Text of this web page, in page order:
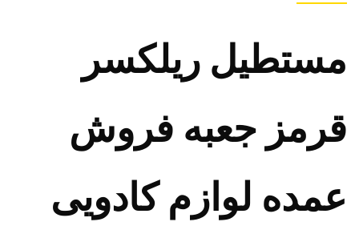
مستطیل ریلکسر
قرمز جعبه فروش
عمده لوازم کادویی